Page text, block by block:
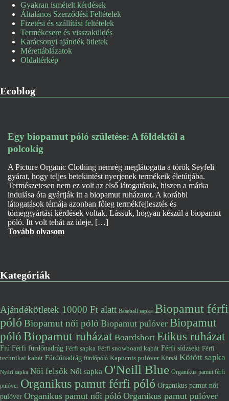
Gyakran ismételt kérdések
Általános Szerződési Feltételek
Fizetési és szállítási feltételek
Termékcsere és visszaküldés
Karácsonyi ajándék ötletek
Mérettáblázatok
Oldaltérkép
Ecoblog
Egy biopamut póló születése: A földektől a
polcokig
A Picture Organic Clothing nemrég meglátogatta a török Seyfeli
gyárat, hogy teljes betekintést nyerjenek termékeik életútjába.
Természetesen nem ez volt az első látogatásuk, hiszen a márka
indulása óta gyártják itt a biopamut ruházatot. A korábbi
látogatások témája azonban főleg termékfejlesztés és
tömeggyártási kérdések voltak. Lássuk, hogyan készül a biopamut
póló. Itt volt tehát az ideje, […]
Tovább olvasom
Kategóriák
Ajándékötletek 10000 Ft alatt Baseball sapka Biopamut férfi
póló Biopamut női póló Biopamut pulóver Biopamut
pólóBiopamut ruházat Boardshort Etikus ruházat
Fiú Férfi fürdőnadrág Férfi sapka Férfi snowboard kabát Férfi sídzseki Férfi
technikai kabát Fürdőnadrág fürdőpóló Kapucnis pulóver Körsál Kötött sapka
Nyári sapka Női felsők Női sapka O'Neill Blue Organikus pamut férfi
pulóver Organikus pamut férfi póló Organikus pamut női
pulóver Organikus pamut női póló Organikus pamut pulóver